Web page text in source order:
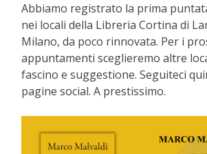
Abbiamo registrato la prima
nei locali della Libreria Cortina di
Milano, da poco rinnovata. Per i
appuntamenti sceglieremo altre
fascino e suggestione. Seguiteci
pagine social. A prestissimo.